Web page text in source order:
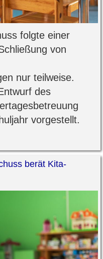
folgte einer
von
nur teilweise.
des
vorgestellt.
berät Kita-